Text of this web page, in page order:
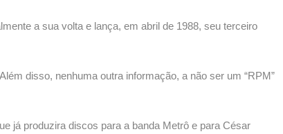
a sua volta e lança, em abril de 1988, seu terceiro
disso, nenhuma outra informação, a não ser um “RPM”
já produzira discos para a banda Metrô e para César